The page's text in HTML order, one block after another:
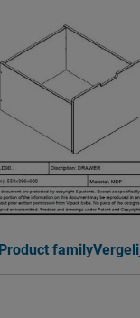
Product family